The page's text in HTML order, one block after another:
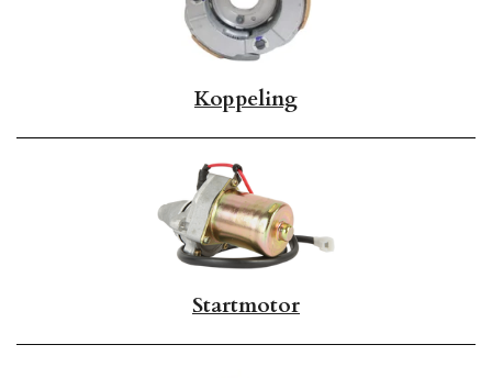
Koppeling
Startmotor